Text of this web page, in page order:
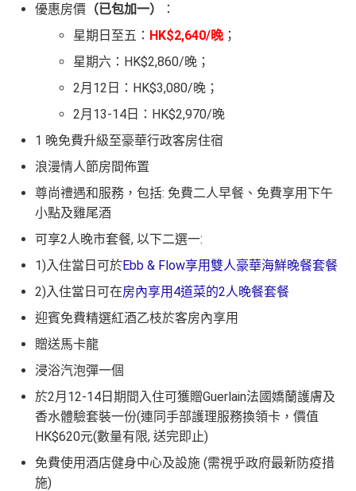
優惠房價 （已包加一）
：
星期日至五： HK$2,640/晚 ；
星期六：HK$2,860/晚；
2月12日：HK$3,080/晚；
2月13-14日：HK$2,970/晚
1 晚免費升級至豪華行政客房住宿
浪漫情人節房間佈置
尊尚禮遇和服務，包括: 免費二人早餐、免費享用下午
小點及雞尾酒
可享2人晚市套餐, 以下二選一:
1)入住當日可於Ebb & Flow享用雙人豪華海鮮晚餐套餐
2)入住當日可在房內享用4道菜的2人晚餐套餐
迎賓免費精選紅酒乙枝於客房內享用
贈送馬卡龍
浸浴汽泡彈一個
於2月12-14日期間入住可獲贈Guerlain法國嬌蘭護膚及
香水體驗套裝一份(連同手部護理服務換領卡，價值
HK$620元(數量有限, 送完即止)
免費使用酒店健身中心及設施 (需視乎政府最新防疫措
施)